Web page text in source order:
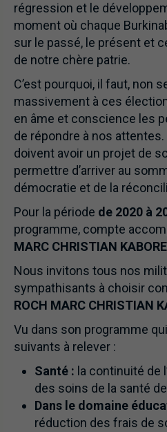
régression et le
moment où chaque
sur le passé, le présent et
de notre chère patrie.
C’est pourquoi, il faut, non
massivement à ces
en âme et conscience les
de répondre à nos
doivent avoir un projet de
permettre d’arriver au
démocratie et de la
Pour la période de 2020 à
programme, compte
MARC CHRISTIAN
Nous invitons tous nos
sympathisants à choisir
ROCH MARC CHRISTIAN
Vu dans son programme
suivants à relever :
Santé : la continuité de
des soins de la santé
Dans le domaine
réduction des frais de